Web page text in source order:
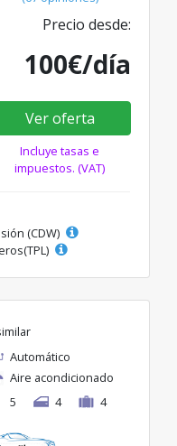
Precio desde:
100€/día
Ver oferta
Incluye tasas e
impuestos. (VAT)
(CDW)
Automático
Aire acondicionado
5
4 4